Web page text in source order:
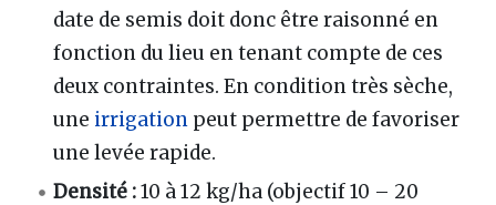
date de semis doit donc être raisonné en
fonction du lieu en tenant compte de ces
deux contraintes. En condition très sèche,
une irrigation peut permettre de favoriser
une levée rapide.
Densité :10 à 12 kg/ha (objectif 10 – 20